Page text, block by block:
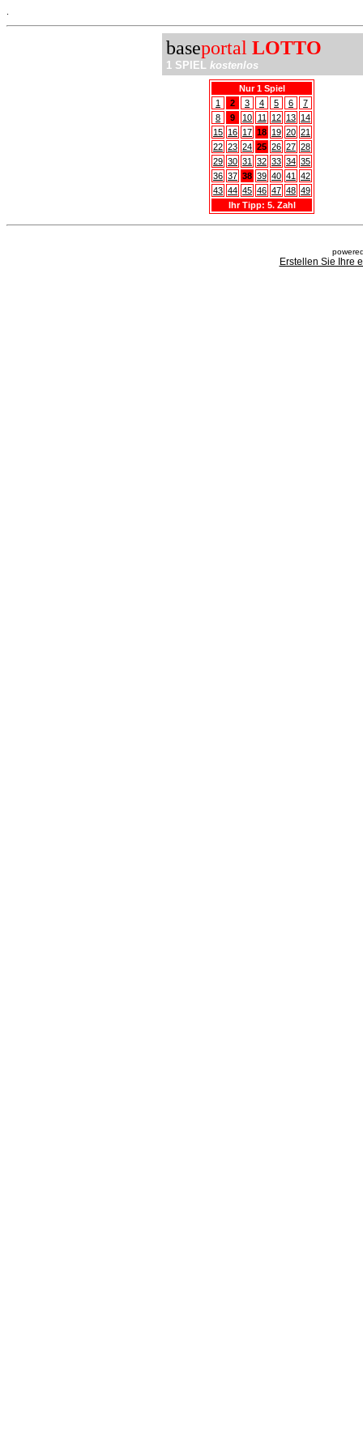
baseportal LOTTO
1 SPIEL kostenlos
Nur 1 Spiel
1
2 3 4 5 6
7
8
9 10 11 12 13 14
15 16 17 18 19 20 21
22 23 24 25 26 27 28
29 30 31 32 33 34 35
36 37 38 39 40 41
42
43 44 45 46 47 48 49
Ihr Tipp: 5. Zahl
Erstellen Sie Ihre